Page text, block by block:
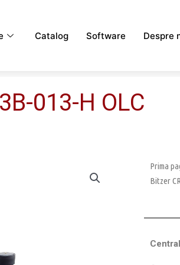
Catalog Software Despre
013-H OLC
Prima
Bitzer